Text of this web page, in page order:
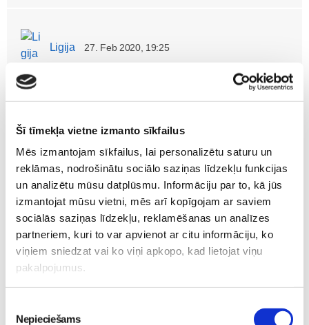
Šī tīmekļa vietne izmanto sīkfailus
Mēs izmantojam sīkfailus, lai personalizētu saturu un
reklāmas, nodrošinātu sociālo saziņas līdzekļu funkcijas
un analizētu mūsu datplūsmu. Informāciju par to, kā jūs
izmantojat mūsu vietni, mēs arī kopīgojam ar saviem
sociālās saziņas līdzekļu, reklamēšanas un analīzes
partneriem, kuri to var apvienot ar citu informāciju, ko
viņiem sniedzat vai ko viņi apkopo, kad lietojat viņu
pakalpojumus.
izvēle
Nepieciešams
Ligija 27. Feb 2020, 19:25
Nesen uzzināju par portālu AnyDo.lv.
Varu rekomendēt pameklet šeit: Aukle bērnam bez
AnyDo.lv - tas ir online serviss privāto speciālistu
meklējumos sadzīves un biznesa uzdevumu
risinājumiem. Vietne apvieno pakalpojumu pasūtītājus un
kompetentus izpildītājus.
Varat būt kā izpilditājs, kā ari pasūtīt kaut kadu izpildītāju
mājas un biznesa uzdevumiem: amatnieku, celtnieku,
apkopēju, kurjeru, auklītes tas ir ērts veids, kā ātri pasūtīt
jebkuru pakalpojumu.